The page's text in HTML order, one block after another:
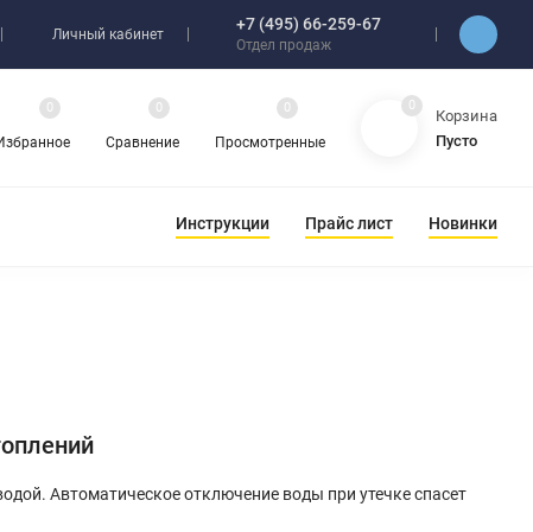
Личный кабинет
+7 (495) 66-259-67
Отдел продаж
0
Сравнение
0
Просмотренные
0 0
Корзина
Пусто
Инструкции Прайс лист Новинки
Автоматическое отключение воды при утечке спасет